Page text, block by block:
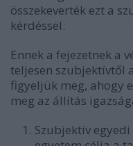
összekeverték ezt a
kérdéssel.
Ennek a fejezetnek a
teljesen szubjektívtől
figyeljük meg, ahogy
meg az állítás
Szubjektív